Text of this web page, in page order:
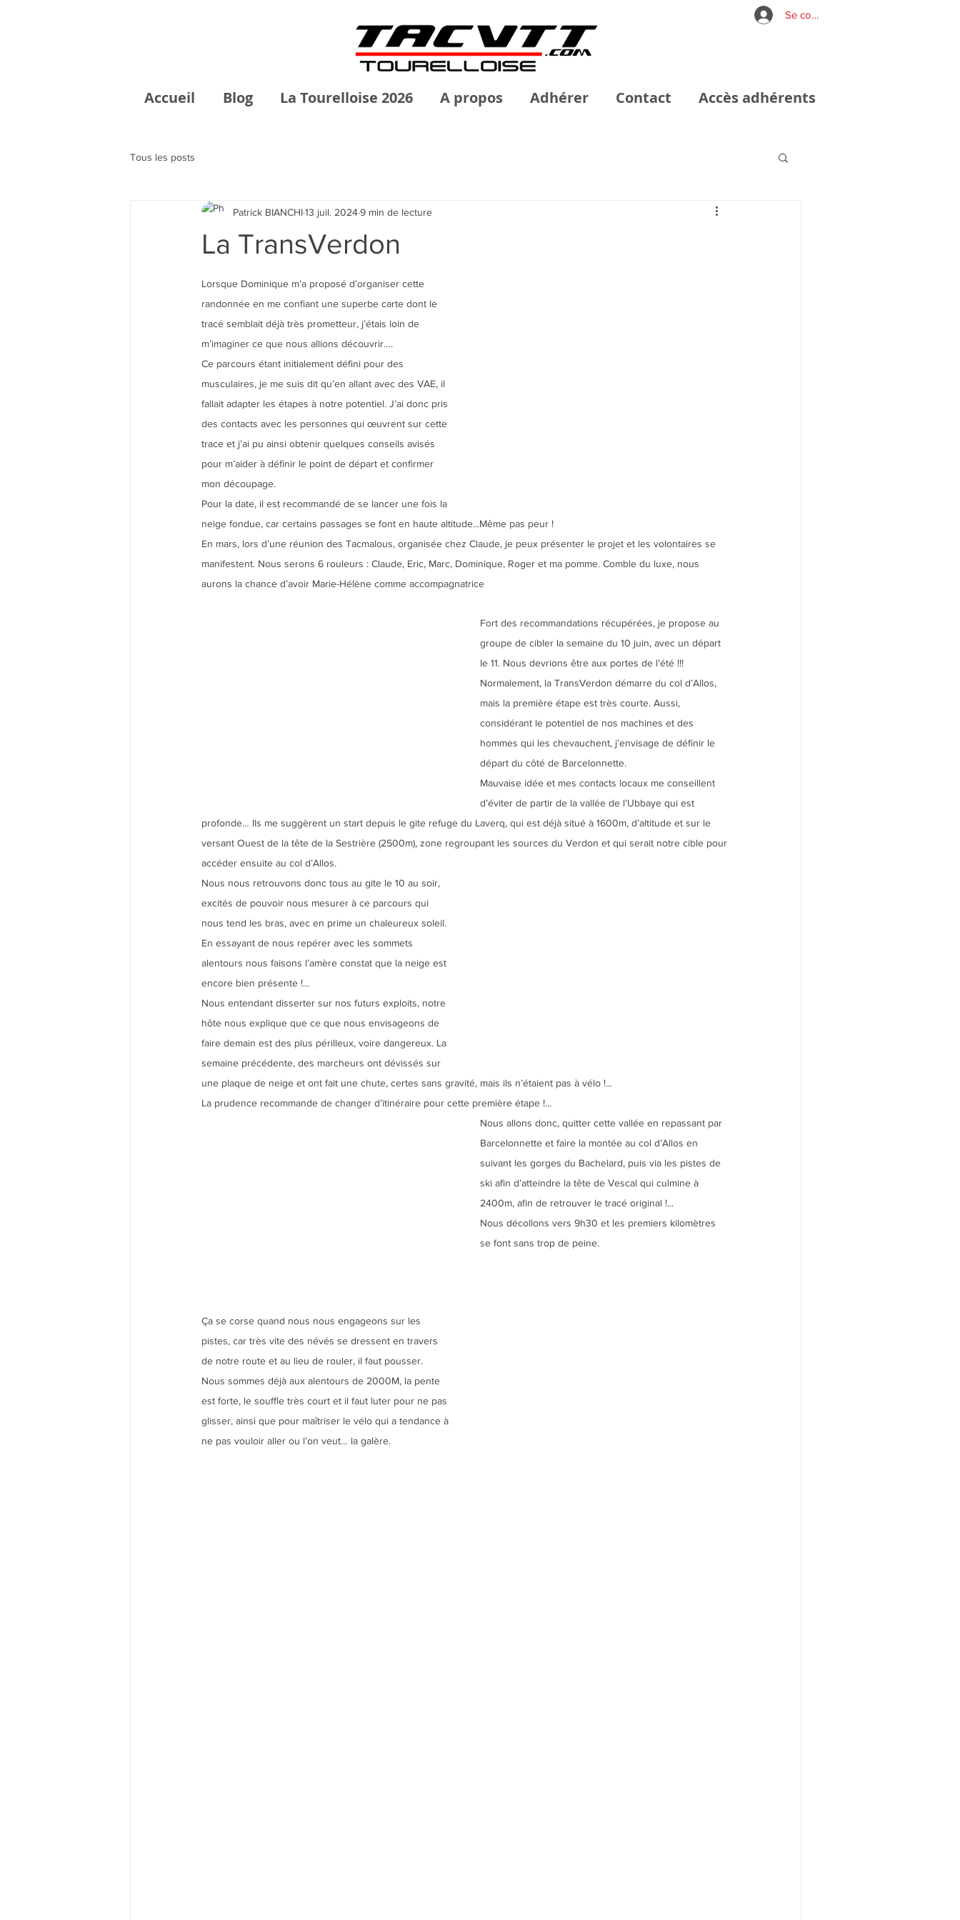
Se connecter
Accueil Blog La Tourelloise 2026 A propos Adhérer Contact Accès adhérents
Tous les posts
La TransVerdon
Patrick BIANCHI13 juil. 20249 min de lecture
Lorsque Dominique m’a proposé d’organiser cette
randonnée en me confiant une superbe carte dont le
tracé semblait déjà très prometteur, j’étais loin de
m’imaginer ce que nous allions découvrir….
Ce parcours étant initialement défini pour des
musculaires, je me suis dit qu’en allant avec des VAE, il
fallait adapter les étapes à notre potentiel. J’ai donc pris
des contacts avec les personnes qui œuvrent sur cette
trace et j’ai pu ainsi obtenir quelques conseils avisés
pour m’aider à définir le point de départ et confirmer
mon découpage.
Pour la date, il est recommandé de se lancer une fois la
neige fondue, car certains passages se font en haute altitude...Même pas peur !
En mars, lors d’une réunion des Tacmalous, organisée chez Claude, je peux présenter le projet et les volontaires se
manifestent. Nous serons 6 rouleurs : Claude, Eric, Marc, Dominique, Roger et ma pomme. Comble du luxe, nous
aurons la chance d’avoir Marie-Hélène comme accompagnatrice
Fort des recommandations récupérées, je propose au
groupe de cibler la semaine du 10 juin, avec un départ
le 11. Nous devrions être aux portes de l’été !!!
Normalement, la TransVerdon démarre du col d’Allos,
mais la première étape est très courte. Aussi,
considérant le potentiel de nos machines et des
hommes qui les chevauchent, j’envisage de définir le
départ du côté de Barcelonnette.
Mauvaise idée et mes contacts locaux me conseillent
d’éviter de partir de la vallée de l’Ubbaye qui est
profonde… Ils me suggèrent un start depuis le gite refuge du Laverq, qui est déjà situé à 1600m, d’altitude et sur le
versant Ouest de la tête de la Sestrière (2500m), zone regroupant les sources du Verdon et qui serait notre cible pour
accéder ensuite au col d’Allos.
Nous nous retrouvons donc tous au gite le 10 au soir,
excités de pouvoir nous mesurer à ce parcours qui
nous tend les bras, avec en prime un chaleureux soleil.
En essayant de nous repérer avec les sommets
alentours nous faisons l’amère constat que la neige est
encore bien présente !...
Nous entendant disserter sur nos futurs exploits, notre
hôte nous explique que ce que nous envisageons de
faire demain est des plus périlleux, voire dangereux. La
semaine précédente, des marcheurs ont dévissés sur
une plaque de neige et ont fait une chute, certes sans gravité, mais ils n’étaient pas à vélo !...
La prudence recommande de changer d’itinéraire pour cette première étape !...
Nous allons donc, quitter cette vallée en repassant par
Barcelonnette et faire la montée au col d’Allos en
suivant les gorges du Bachelard, puis via les pistes de
ski afin d’atteindre la tête de Vescal qui culmine à
2400m, afin de retrouver le tracé original !...
Nous décollons vers 9h30 et les premiers kilomètres
se font sans trop de peine.
Ça se corse quand nous nous engageons sur les
pistes, car très vite des névés se dressent en travers
de notre route et au lieu de rouler, il faut pousser.
Nous sommes déjà aux alentours de 2000M, la pente
est forte, le souffle très court et il faut luter pour ne pas
glisser, ainsi que pour maîtriser le vélo qui a tendance à
ne pas vouloir aller ou l’on veut… la galère.